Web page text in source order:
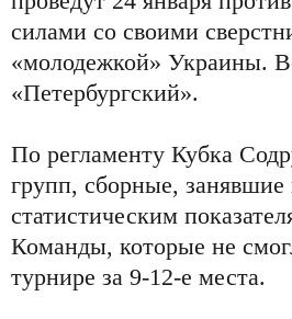
силами со своими
«молодежкой» Украины.
«Петербургский».
По регламенту Кубка
групп, сборные,
статистическим
Команды, которые не
турнире за 9-12-е места.